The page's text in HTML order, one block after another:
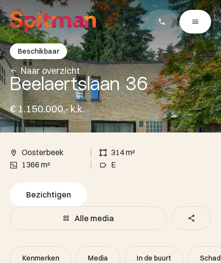
Naar overzicht
Beschikbaar
Beelaertslaan 36
€ 1.150.000,- k.k.
Oosterbeek
314 m²
1366 m²
E
Bezichtigen
Alle media
Kenmerken Media In de buurt